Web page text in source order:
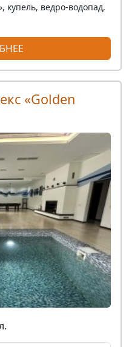
купель, ведро-водопад,
«Golden